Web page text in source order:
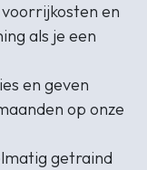
en
als je een
en geven
op onze
getraind